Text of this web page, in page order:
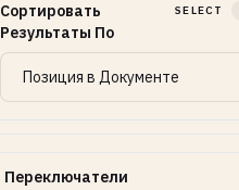
Сортировать
Результаты По
SELECT
Переключатели